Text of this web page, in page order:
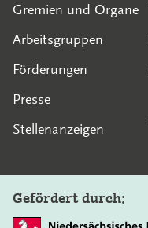
Gremien und Organe
Arbeitsgruppen
Förderungen
Presse
Stellenanzeigen
Gefördert durch: